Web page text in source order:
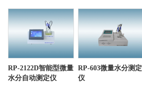
RP-2122D智能型微量
水分自动测定仪
RP-603微量水分测定
仪